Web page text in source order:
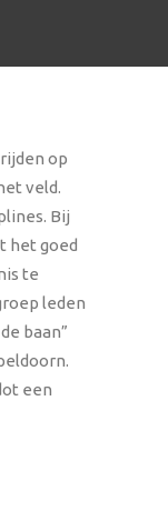
op
veld.
Bij
het goed
te
leden
baan”
een